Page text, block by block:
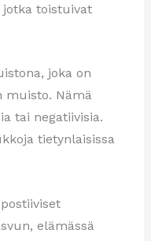
toistuivat
joka on
muisto. Nämä
tai negatiivisia.
tietynlaisissa
elämässä